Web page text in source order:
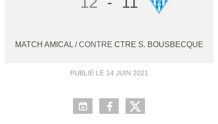
MATCH AMICAL / CONTRE CTRE S. BOUSBECQUE
PUBLIÉ LE 14 JUIN 2021